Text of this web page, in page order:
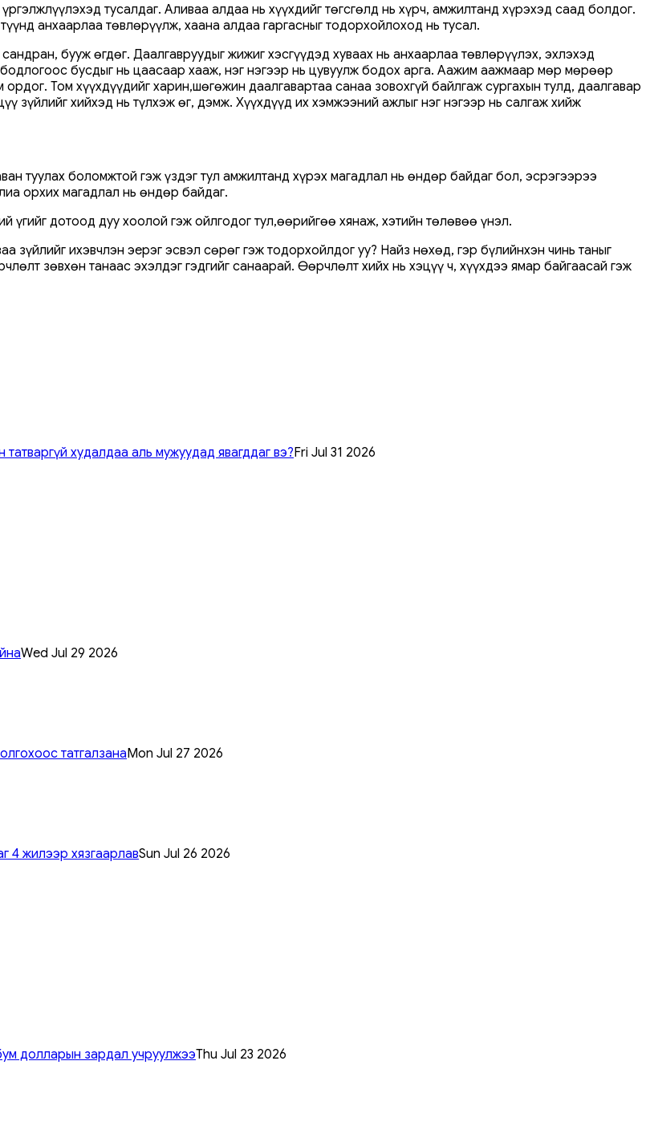
тусалдаг. Аливаа алдаа нь хүүхдийг төгсгөлд нь хүрч, амжилтанд хүрэхэд саад болдог.
анхаарлаа төвлөрүүлж, хаана алдаа гаргасныг тодорхойлоход нь тусал.
бууж өгдөг. Даалгавруудыг жижиг хэсгүүдэд хуваах нь анхаарлаа төвлөрүүлэх, эхлэхэд
бусдыг нь цаасаар хааж, нэг нэгээр нь цувуулж бодох арга. Аажим аажмаар мөр мөрөөр
Том хүүхдүүдийг харин,шөгөжин даалгавартаа санаа зовохгүй байлгаж сургахын тулд, даалгавар
зүйлийг хийхэд нь түлхэж өг, дэмж. Хүүхдүүд их хэмжээний ажлыг нэг нэгээр нь салгаж хийж
туулах боломжтой гэж үздэг тул амжилтанд хүрэх магадлал нь өндөр байдаг бол, эсрэгээрээ
орхих магадлал нь өндөр байдаг.
үгийг дотоод дуу хоолой гэж ойлгодог тул,өөрийгөө хянаж, хэтийн төлөвөө үнэл.
зүйлийг ихэвчлэн эерэг эсвэл сөрөг гэж тодорхойлдог уу? Найз нөхөд, гэр бүлийнхэн чинь таныг
зөвхөн танаас эхэлдэг гэдгийг санаарай. Өөрчлөлт хийх нь хэцүү ч, хүүхдээ ямар байгаасай гэж
худалдаа аль мужуудад явагддаг вэ?Fri Jul 31 2026
Wed Jul 29 2026
татгалзанаMon Jul 27 2026
4 жилээр хязгаарлавSun Jul 26 2026
долларын зардал учруулжээThu Jul 23 2026